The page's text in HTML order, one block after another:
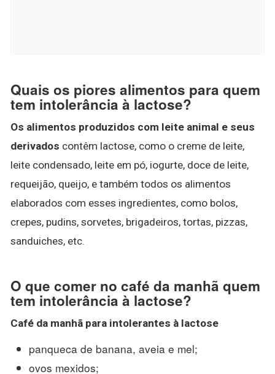
Quais os piores alimentos para quem
tem intolerância à lactose?
Os alimentos produzidos com leite animal e seus
derivados contêm lactose, como o creme de leite,
leite condensado, leite em pó, iogurte, doce de leite,
requeijão, queijo, e também todos os alimentos
elaborados com esses ingredientes, como bolos,
crepes, pudins, sorvetes, brigadeiros, tortas, pizzas,
sanduiches, etc.
O que comer no café da manhã quem
tem intolerância à lactose?
Café da manhã para intolerantes à lactose
panqueca de banana, aveia e mel;
ovos mexidos;